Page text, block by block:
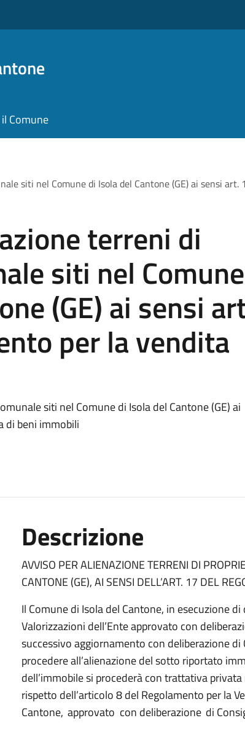
Comune
siti nel Comune di Isola del Cantone (GE) ai sensi
terreni di
siti nel Comune
(GE) ai sensi
per la vendita
siti nel Comune di Isola del Cantone (GE) ai
di beni immobili
Descrizione
AVVISO PERALIENAZIONETERRENI DI
CANTONE (GE), AI SENSI DELL’ART. 17 DEL
Il Comune di Isola del Cantone, in esecuzione
Valorizzazioni dell’Enteapprovato con
successivoaggiornamento con deliberazionedi
procedereall’alienazionedelsotto riportato
dell’immobile si procederà con trattativa
rispetto dell’articolo 8 del Regolamento perla
Cantone, approvato con deliberazione di